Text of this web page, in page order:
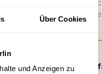
Über Cookies
und Anzeigen zu
Jederzeit abbestellbar.
einen 10 € Gutschein für die